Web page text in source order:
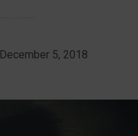
December 5, 2018